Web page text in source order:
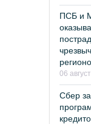
ПСБ и
06
Сбер